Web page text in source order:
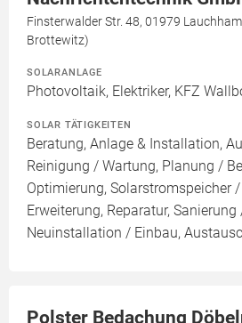
Finsterwalder Str. 48, 01979
Brottewitz)
SOLARANLAGE
Photovoltaik, Elektriker, KFZ
SOLAR TÄTIGKEITEN
Beratung, Anlage & Installation,
Reinigung / Wartung, Planung /
Optimierung, Solarstromspeicher
Erweiterung, Reparatur,
Neuinstallation / Einbau,
Polster Bedachung